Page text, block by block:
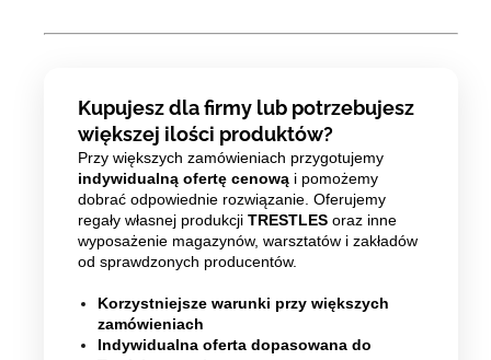
Kupujesz dla firmy lub potrzebujesz
większej ilości produktów?
Przy większych zamówieniach przygotujemy
indywidualną ofertę cenową i pomożemy
dobrać odpowiednie rozwiązanie. Oferujemy
regały własnej produkcji TRESTLES oraz inne
wyposażenie magazynów, warsztatów i zakładów
od sprawdzonych producentów.
Korzystniejsze warunki przy większych
zamówieniach
Indywidualna oferta dopasowana do